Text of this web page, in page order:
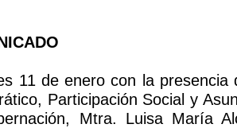
11 de enero con la
Participación Social y
Mtra. Luisa María